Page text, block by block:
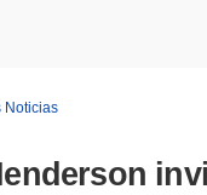
Noticias